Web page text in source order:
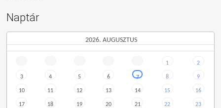
Naptár
1
2
3 4 5 6 7 8 9
10 11 12 13 14 15 16
17 18 19 20 21 22 23
2026. AUGUSZTUS